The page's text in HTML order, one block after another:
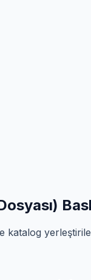
katalog